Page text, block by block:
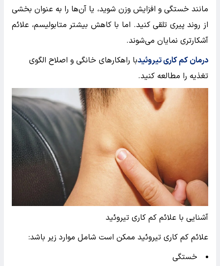
مانند خستگی و افزایش وزن شوید، یا آن‌ها را به عنوان بخشی
از روند پیری تلقی کنید. اما با کاهش بیشتر متابولیسم، علائم
آشکارتری نمایان می‌شوند.
درمان کم کاری تیروئیدبا راهکارهای خانگی و اصلاح الگوی
تغذیه را مطالعه کنید.
آشنایی با علائم کم کاری تیروئید
علائم کم کاری تیروئید ممکن است شامل موارد زیر باشد:
خستگی